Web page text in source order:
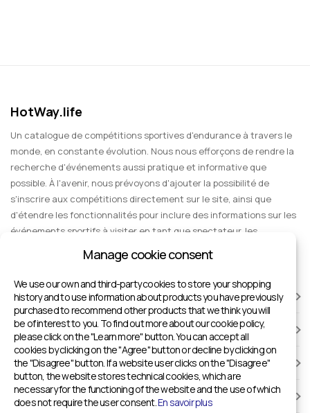
HotWay.life
Un catalogue de compétitions sportives d'endurance à travers le
monde, en constante évolution. Nous nous efforçons de rendre la
recherche d'événements aussi pratique et informative que
possible. À l'avenir, nous prévoyons d'ajouter la possibilité de
s'inscrire aux compétitions directement sur le site, ainsi que
d'étendre les fonctionnalités pour inclure des informations sur les
événements sportifs à visiter en tant que spectateur, les
COURSES
INSTALLATIONS SPORTIVES
AJOUTER À HOTWAY.LIFE
INFORMATIONS
Manage cookie consent
We use our own and third-party cookies to store your shopping
history and to use information about products you have previously
purchased to recommend other products that we think you will
be of interest to you. To find out more about our cookie policy,
please click on the "Learn more" button. You can accept all
cookies by clicking on the "Agree" button or decline by clicking on
the "Disagree" button. If a website user clicks on the "Disagree"
button, the website stores technical cookies, which are
necessary for the functioning of the website and the use of which
does not require the user consent.En savoir plus